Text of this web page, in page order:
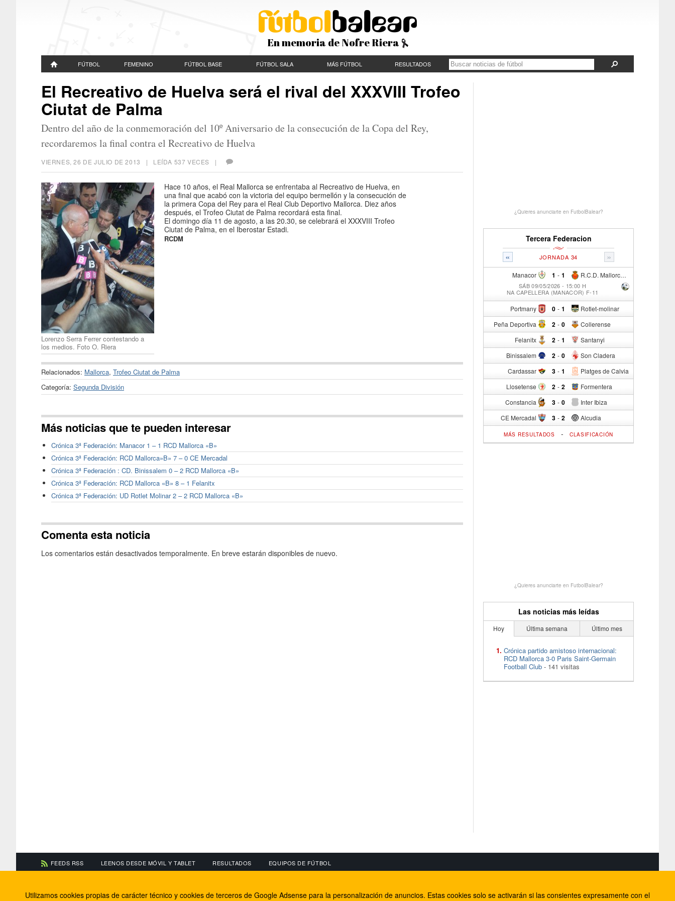
En memoria de Nofre Riera
FÚTBOL FEMENINO FÚTBOL BASE FÚTBOL SALA MÁS FÚTBOL RESULTADOS
El Recreativo de Huelva será el rival del XXXVIII Trofeo
Ciutat de Palma
Dentro del año de la conmemoración del 10º Aniversario de la consecución de la Copa del Rey,
recordaremos la final contra el Recreativo de Huelva
VIERNES, 26 DE JULIO DE 2013 | LEÍDA 537 VECES |
Lorenzo Serra Ferrer contestando a
los medios. Foto O. Riera
Hace 10 años, el Real Mallorca se enfrentaba al Recreativo de Huelva, en
una final que acabó con la victoria del equipo bermellón y la consecución de
la primera Copa del Rey para el Real Club Deportivo Mallorca. Diez años
después, el Trofeo Ciutat de Palma recordará esta final.
El domingo día 11 de agosto, a las 20.30, se celebrará el XXXVIII Trofeo
Ciutat de Palma, en el Iberostar Estadi.
RCDM
Relacionados: Mallorca, Trofeo Ciutat de Palma
Categoría: Segunda División
Más noticias que te pueden interesar
Crónica 3ª Federación: Manacor 1 – 1 RCD Mallorca «B»
Crónica 3ª Federación: RCD Mallorca»B» 7 – 0 CE Mercadal
Crónica 3ª Federación : CD. Binissalem 0 – 2 RCD Mallorca «B»
Crónica 3ª Federación: RCD Mallorca «B» 8 – 1 Felanitx
Crónica 3ª Federación: UD Rotlet Molinar 2 – 2 RCD Mallorca «B»
Comenta esta noticia
Los comentarios están desactivados temporalmente. En breve estarán disponibles de nuevo.
¿Quieres anunciarte en FutbolBalear?
Tercera Federacion
« »
JORNADA 34
Manacor 1 - R.C.D. Mallorca Sad "B"
1
SÁB 09/05/2026 - 15:00 H
NA CAPELLERA (MANACOR) F-11
Portmany 0 - Rotlet-molinar
1
Peña Deportiva 2 - Collerense
0
Felanitx 2 - Santanyi
1
Binissalem 2 - Son Cladera
0
Cardassar 3 - Platges de Calvia
1
Llosetense 2 - Formentera
2
Constancia 3 - Inter Ibiza
0
CE Mercadal 3 - Alcudia
2
MÁS RESULTADOS - CLASIFICACIÓN
¿Quieres anunciarte en FutbolBalear?
Las noticias más leídas
Hoy Última semana Último mes
Crónica partido amistoso internacional:
RCD Mallorca 3-0 Paris Saint-Germain
Football Club - 141 visitas
FEEDS RSS LEENOS DESDE MÓVIL Y TABLET RESULTADOS EQUIPOS DE FÚTBOL
Información de contacto
El equipo de FútbolBalear
Facebook
Internet Rural Mallorca
Utilizamos cookies propias de carácter técnico y cookies de terceros de Google Adsense para la personalización de anuncios. Estas cookies solo se activarán si las consientes expresamente con el